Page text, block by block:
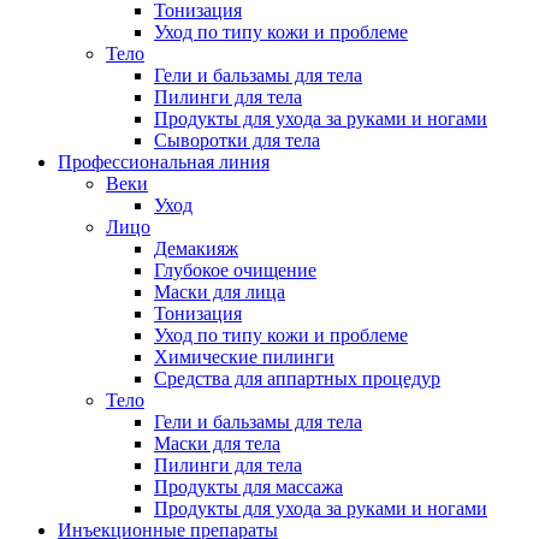
Тонизация
Уход по типу кожи и проблеме
Тело
Гели и бальзамы для тела
Пилинги для тела
Продукты для ухода за руками и ногами
Сыворотки для тела
Профессиональная линия
Веки
Уход
Лицо
Демакияж
Глубокое очищение
Маски для лица
Тонизация
Уход по типу кожи и проблеме
Химические пилинги
Средства для аппартных процедур
Тело
Гели и бальзамы для тела
Маски для тела
Пилинги для тела
Продукты для массажа
Продукты для ухода за руками и ногами
Инъекционные препараты